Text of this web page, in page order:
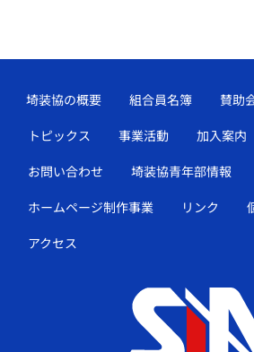
埼装協の概要 組合員名簿 賛助
トピックス
事業活動 加入案内
お問い合わせ
埼装協青年部情報
ホームページ制作事業
リンク
アクセス